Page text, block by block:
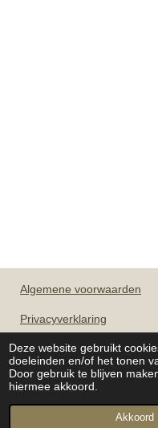
Deze website gebruikt
doeleinden en/of het tonen
Door gebruik te blijven
hiermee akkoord.
Akkoord
Algemene voorwaarden
Privacyverklaring
OPENINGSUREN
© Younique beauty & nails